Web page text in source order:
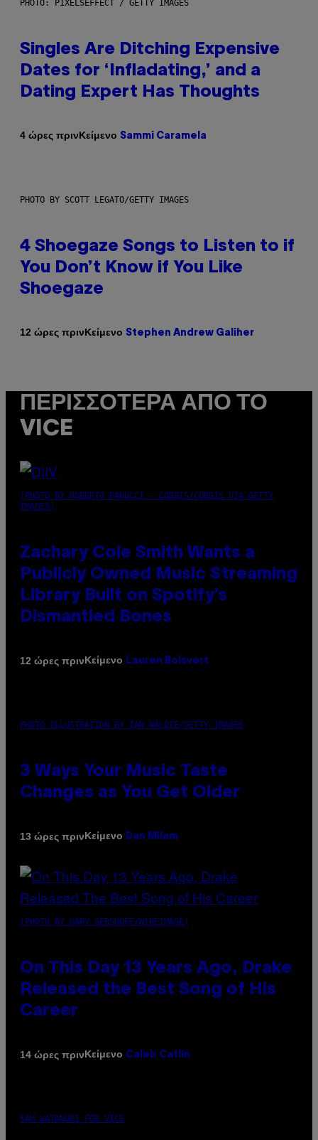
PHOTO: PIXELSEFFECT / GETTY IMAGES
Singles Are Ditching Expensive
Dates for ‘Infladating,’ and a
Dating Expert Has Thoughts
4 ώρες πρινΚείμενο Sammi Caramela
PHOTO BY SCOTT LEGATO/GETTY IMAGES
4 Shoegaze Songs to Listen to if
You Don’t Know if You Like
Shoegaze
12 ώρες πρινΚείμενο Stephen Andrew Galiher
ΠΕΡΙΣΣΌΤΕΡΑ ΑΠΌ ΤΟ
VICE
(PHOTO BY ROBERTO PANUCCI – CORBIS/CORBIS VIA GETTY
IMAGES)
Zachary Cole Smith Wants a
Publicly Owned Music Streaming
Library Built on Spotify’s
Dismantled Bones
12 ώρες πρινΚείμενο Lauren Boisvert
PHOTO ILLUSTRATION BY IAN WALDIE/GETTY IMAGES
3 Ways Your Music Taste
Changes as You Get Older
13 ώρες πρινΚείμενο Dan Milam
(PHOTO BY GARY GERSHOFF/WIREIMAGE)
On This Day 13 Years Ago, Drake
Released the Best Song of His
Career
14 ώρες πρινΚείμενο Caleb Catlin
SAM WATANUKI FOR VICE